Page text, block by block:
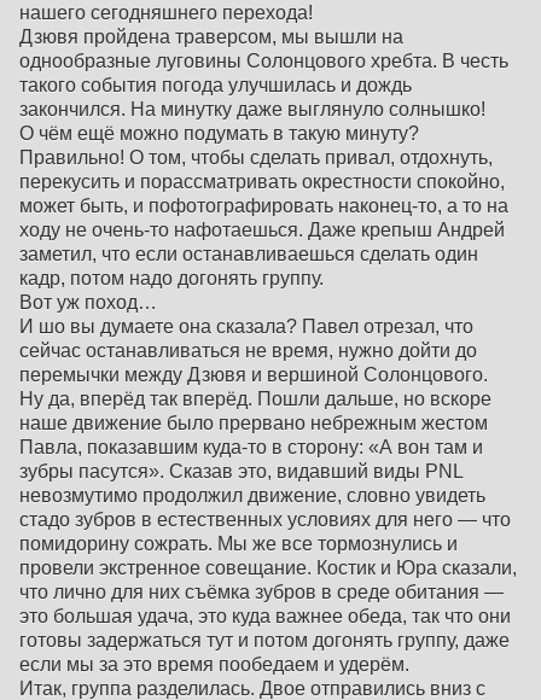
нашего сегодняшнего перехода!
Дзювя пройдена траверсом, мы вышли на
однообразные луговины Солонцового хребта. В честь
такого события погода улучшилась и дождь
закончился. На минутку даже выглянуло солнышко!
О чём ещё можно подумать в такую минуту?
Правильно! О том, чтобы сделать привал, отдохнуть,
перекусить и порассматривать окрестности спокойно,
может быть, и пофотографировать наконец-то, а то на
ходу не очень-то нафотаешься. Даже крепыш Андрей
заметил, что если останавливаешься сделать один
кадр, потом надо догонять группу.
Вот уж поход…
И шо вы думаете она сказала? Павел отрезал, что
сейчас останавливаться не время, нужно дойти до
перемычки между Дзювя и вершиной Солонцового.
Ну да, вперёд так вперёд. Пошли дальше, но вскоре
наше движение было прервано небрежным жестом
Павла, показавшим куда-то в сторону: «А вон там и
зубры пасутся». Сказав это, видавший виды PNL
невозмутимо продолжил движение, словно увидеть
стадо зубров в естественных условиях для него — что
помидорину сожрать. Мы же все тормознулись и
провели экстренное совещание. Костик и Юра сказали,
что лично для них съёмка зубров в среде обитания —
это большая удача, это куда важнее обеда, так что они
готовы задержаться тут и потом догонять группу, даже
если мы за это время пообедаем и удерём.
Итак, группа разделилась. Двое отправились вниз с